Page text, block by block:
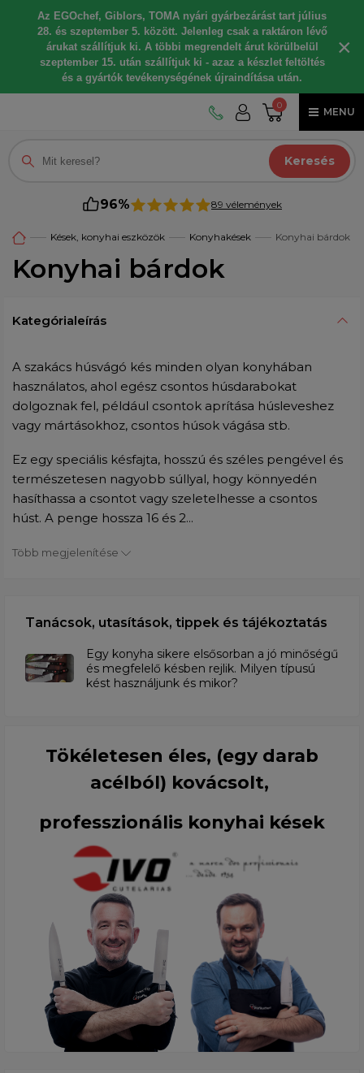
Az EGOchef, Giblors, TOMA nyári gyárbezárást tart július
28. és szeptember 5. között. Jelenleg csak a raktáron lévő
árukat szállítjuk ki. A többi megrendelt árut körülbelül
szeptember 15. után szállítjuk ki - azaz a készlet feltöltés
és a gyártók tevékenységének újraindítása után.
×
0
MENU
Keresés
96% 89 vélemények
Kések, konyhai eszközök Konyhakések Konyhai bárdok
Konyhai bárdok
Kategórialeírás
A szakács húsvágó kés minden olyan konyhában
használatos, ahol egész csontos húsdarabokat
dolgoznak fel, például csontok aprítása húsleveshez
vagy mártásokhoz, csontos húsok vágása stb.
Ez egy speciális késfajta, hosszú és széles pengével és
természetesen nagyobb súllyal, hogy könnyedén
hasíthassa a csontot vagy szeletelhesse a csontos
húst. A penge hossza 16 és 2...
Több megjelenítése
Tanácsok, utasítások, tippek és tájékoztatás
Egy konyha sikere elsősorban a jó minőségű
és megfelelő késben rejlik. Milyen típusú
kést használjunk és mikor?
Tökéletesen éles, (egy darab
acélból) kovácsolt,
professzionális konyhai kések